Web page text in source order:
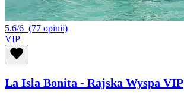
5.6/6 (77 opinii)
VIP
La Isla Bonita - Rajska Wyspa VIP